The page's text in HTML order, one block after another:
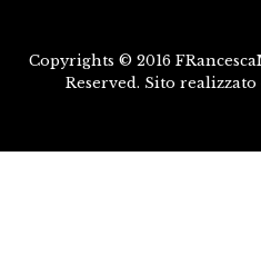
Copyrights © 2016
Reserved. Sito